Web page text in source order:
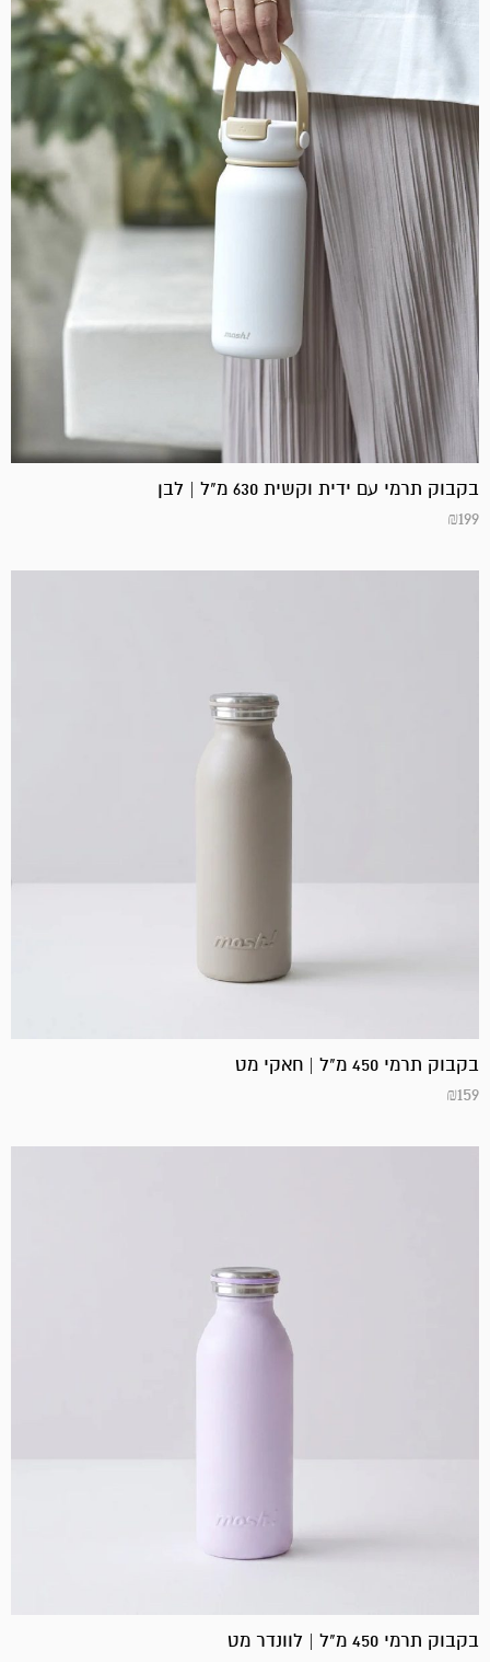
בקבוק תרמי עם ידית וקשית 630 מ"ל | לבן
₪199
בקבוק תרמי 450 מ"ל | חאקי מט
₪159
בקבוק תרמי 450 מ"ל | לוונדר מט